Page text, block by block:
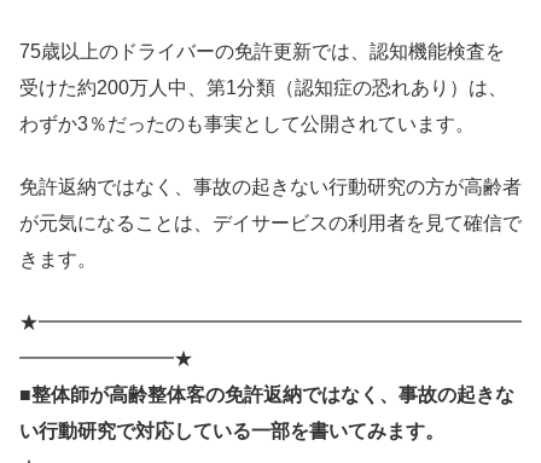
75歳以上のドライバーの免許更新では、認知機能検査を
受けた約200万人中、第1分類（認知症の恐れあり）は、
わずか3％だったのも事実として公開されています。
免許返納ではなく、事故の起きない行動研究の方が高齢者
が元気になることは、デイサービスの利用者を見て確信で
きます。
★━━━━━━━━━━━━━━━━━━━━━━━━━
━━━━━━━━★
■整体師が高齢整体客の免許返納ではなく、事故の起きな
い行動研究で対応している一部を書いてみます。